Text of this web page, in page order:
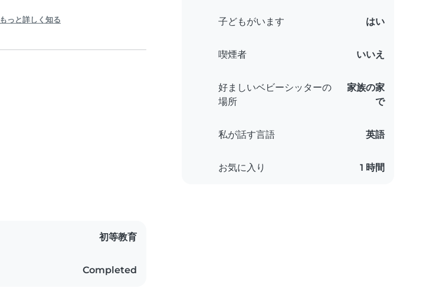
もっと詳しく知る 子どもがいます はい
喫煙者 いいえ
好ましいベビーシッターの
場所
家族の家
で
私が話す言語 英語
お気に入り 1 時間
初等教育
Completed